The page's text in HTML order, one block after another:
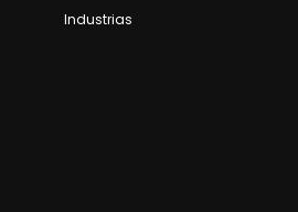
Industrias